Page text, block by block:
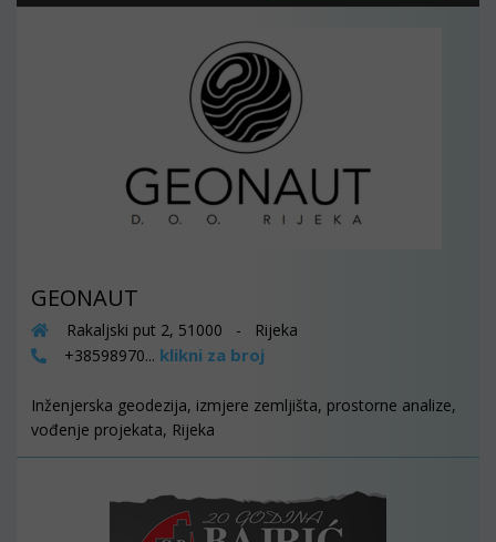
GEONAUT
Rakaljski put 2, 51000 - Rijeka
+38598970... klikni za broj
Inženjerska geodezija, izmjere zemljišta, prostorne analize,
vođenje projekata, Rijeka